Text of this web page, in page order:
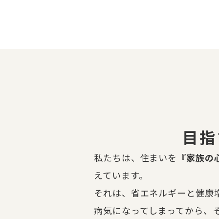
目
私たちは、住まいを『家族の
えています。
それは、省エネルギーと健
病気になってしまってから、